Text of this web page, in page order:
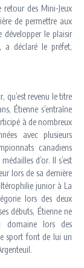
retour des Mini-Jeux
de permettre aux
développer le plaisir
a déclaré le préfet,
qu’est revenu le titre
Étienne s’entraîne
à de nombreux
avec plusieurs
canadiens
d’or. Il s’est
lors de sa dernière
junior à La
lors des deux
débuts, Étienne ne
domaine lors des
sport font de lui un